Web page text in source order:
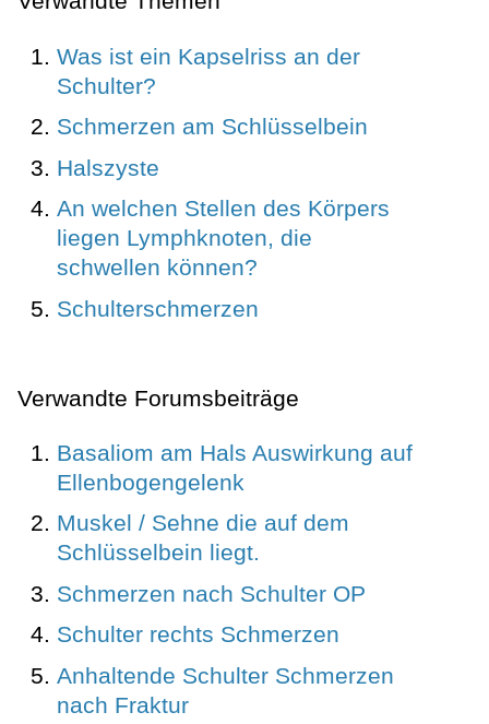
Was ist ein Kapselriss an der
Schulter?
Schmerzen am Schlüsselbein
Halszyste
An welchen Stellen des Körpers
liegen Lymphknoten, die
schwellen können?
Schulterschmerzen
Verwandte Forumsbeiträge
Basaliom am Hals Auswirkung auf
Ellenbogengelenk
Muskel / Sehne die auf dem
Schlüsselbein liegt.
Schmerzen nach Schulter OP
Schulter rechts Schmerzen
Anhaltende Schulter Schmerzen
nach Fraktur